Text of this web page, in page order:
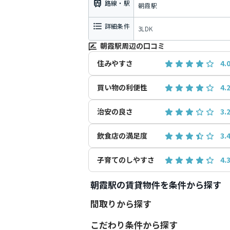
路線・駅 朝霞駅
詳細条件 3LDK
朝霞駅周辺の口コミ
住みやすさ
買い物の利便性
治安の良さ
飲食店の満足度
子育てのしやすさ 4.3
朝霞駅の賃貸物件を条件から探す
間取りから探す
こだわり条件から探す